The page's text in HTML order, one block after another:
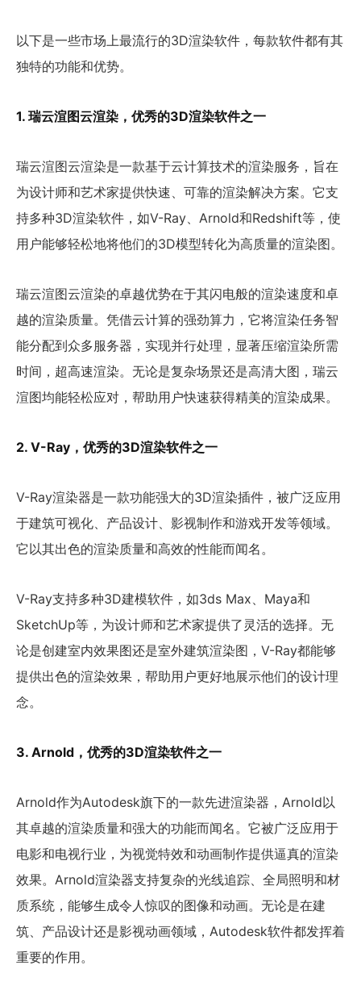
以下是一些市场上最流行的3D渲染软件，每款软件都有其
独特的功能和优势。
1. 瑞云渲图云渲染，优秀的3D渲染软件之一
瑞云渲图云渲染是一款基于云计算技术的渲染服务，旨在
为设计师和艺术家提供快速、可靠的渲染解决方案。它支
持多种3D渲染软件，如V-Ray、Arnold和Redshift等，使
用户能够轻松地将他们的3D模型转化为高质量的渲染图。
瑞云渲图云渲染的卓越优势在于其闪电般的渲染速度和卓
越的渲染质量。凭借云计算的强劲算力，它将渲染任务智
能分配到众多服务器，实现并行处理，显著压缩渲染所需
时间，超高速渲染。无论是复杂场景还是高清大图，瑞云
渲图均能轻松应对，帮助用户快速获得精美的渲染成果。
2. V-Ray，优秀的3D渲染软件之一
V-Ray渲染器是一款功能强大的3D渲染插件，被广泛应用
于建筑可视化、产品设计、影视制作和游戏开发等领域。
它以其出色的渲染质量和高效的性能而闻名。
V-Ray支持多种3D建模软件，如3ds Max、Maya和
SketchUp等，为设计师和艺术家提供了灵活的选择。无
论是创建室内效果图还是室外建筑渲染图，V-Ray都能够
提供出色的渲染效果，帮助用户更好地展示他们的设计理
念。
3. Arnold，优秀的3D渲染软件之一
Arnold作为Autodesk旗下的一款先进渲染器，Arnold以
其卓越的渲染质量和强大的功能而闻名。它被广泛应用于
电影和电视行业，为视觉特效和动画制作提供逼真的渲染
效果。Arnold渲染器支持复杂的光线追踪、全局照明和材
质系统，能够生成令人惊叹的图像和动画。无论是在建
筑、产品设计还是影视动画领域，Autodesk软件都发挥着
重要的作用。